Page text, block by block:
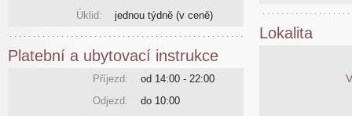
Lokalita
Úklid:
jednou týdně (v ceně)
Platební a ubytovací instrukce
Příjezd:
od 14:00 - 22:00
Odjezd:
do 10:00